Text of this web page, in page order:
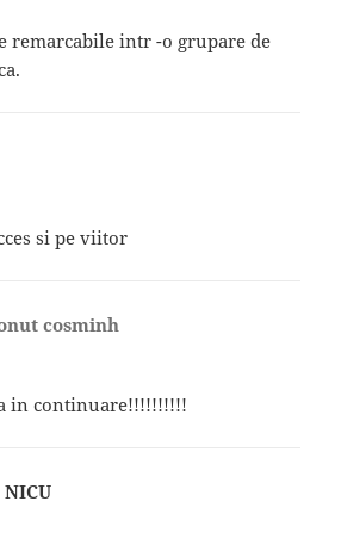
remarcabile intr -o grupare de
si pe viitor
cosminh
in continuare!!!!!!!!!!
NICU